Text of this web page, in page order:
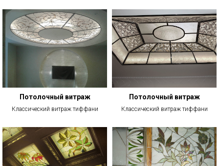
Потолочный витраж
Классический витраж тиффани
Потолочный витраж
Классический витраж тиффани